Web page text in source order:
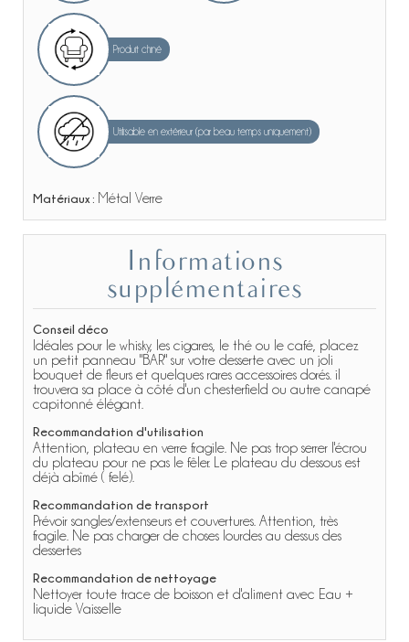
Produit chiné
Utilisable en extérieur (par beau temps uniquement)
Matériaux : Métal Verre
supplémentaires
Conseil déco
Idéales pour le whisky, les cigares, le thé ou le café, placez
un petit panneau "BAR" sur votre desserte avec un joli
bouquet de fleurs et quelques rares accessoires dorés. il
trouvera sa place à côté d'un chesterfield ou autre canapé
capitonné élégant.
Recommandation d'utilisation
Attention, plateau en verre fragile. Ne pas trop serrer l'écrou
du plateau pour ne pas le fêler. Le plateau du dessous est
déjà abîmé ( felé).
Recommandation de transport
Prévoir sangles/extenseurs et couvertures. Attention, très
fragile. Ne pas charger de choses lourdes au dessus des
dessertes
Recommandation de nettoyage
Nettoyer toute trace de boisson et d'aliment avec Eau +
liquide Vaisselle